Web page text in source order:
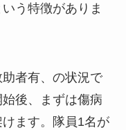
う特徴がありま
者有、の状況で
後、まずは傷病
ます。隊員1名が